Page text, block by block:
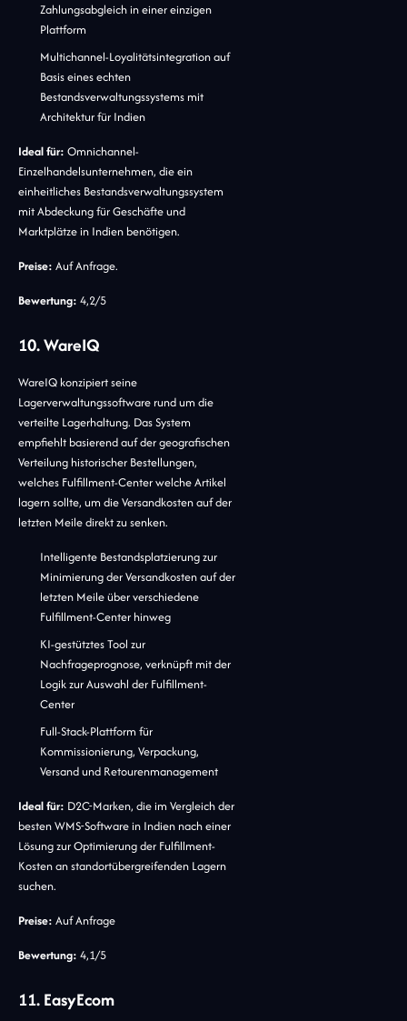
Zahlungsabgleich in einer einzigen
Plattform
Multichannel-Loyalitätsintegration auf
Basis eines echten
Bestandsverwaltungssystems mit
Architektur für Indien
Ideal für: Omnichannel-
Einzelhandelsunternehmen, die ein
einheitliches Bestandsverwaltungssystem
mit Abdeckung für Geschäfte und
Marktplätze in Indien benötigen.
Preise: Auf Anfrage.
Bewertung: 4,2/5
10. WareIQ
WareIQ konzipiert seine
Lagerverwaltungssoftware rund um die
verteilte Lagerhaltung. Das System
empfiehlt basierend auf der geografischen
Verteilung historischer Bestellungen,
welches Fulfillment-Center welche Artikel
lagern sollte, um die Versandkosten auf der
letzten Meile direkt zu senken.
Intelligente Bestandsplatzierung zur
Minimierung der Versandkosten auf der
letzten Meile über verschiedene
Fulfillment-Center hinweg
KI-gestütztes Tool zur
Nachfrageprognose, verknüpft mit der
Logik zur Auswahl der Fulfillment-
Center
Full-Stack-Plattform für
Kommissionierung, Verpackung,
Versand und Retourenmanagement
Ideal für: D2C-Marken, die im Vergleich der
besten WMS-Software in Indien nach einer
Lösung zur Optimierung der Fulfillment-
Kosten an standortübergreifenden Lagern
suchen.
Preise: Auf Anfrage
Bewertung: 4,1/5
11. EasyEcom